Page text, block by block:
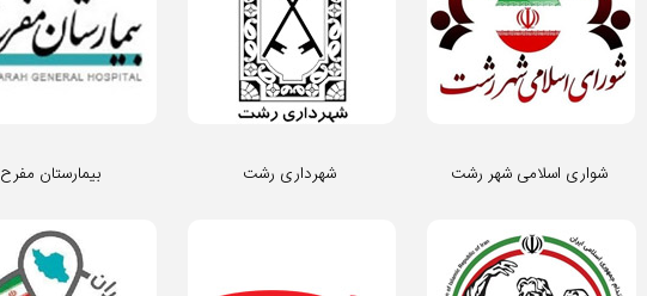
بیمارستان مفرح شهرداری رشت شواری اسلامی شهر رشت